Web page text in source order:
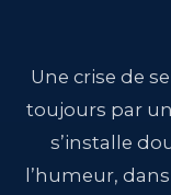
Une crise de
toujours par
s’installe
l’humeur,